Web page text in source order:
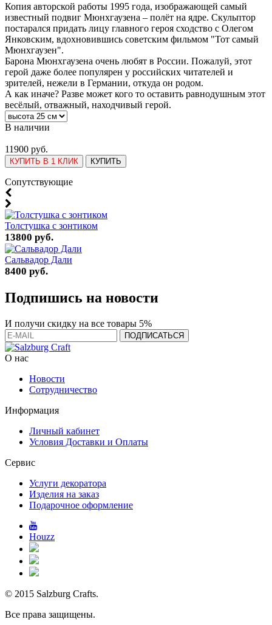
Копия авторской работы 1995 года, изображающей самый
известный подвиг Мюнхгаузена – полёт на ядре. Скульптор
постарался придать лицу главного героя сходство с Олегом
Янковским, вдохновившись советским фильмом "Тот самый
Мюнхгаузен".
Барона Мюнхгаузена очень любят в России. Пожалуй, этот
герой даже более популярен у российских читателей и
зрителей, нежели в Германии, откуда он родом.
А как иначе? Разве может кого то оставить равнодушным этот
весёлый, отважный, находчивый герой.
В наличии
11900 руб.
КУПИТЬ В 1 КЛИК КУПИТЬ
Cопутствующие
Толстушка с зонтиком
13800 руб.
Сальвадор Дали
8400 руб.
Подпишись на новости
И получи скидку на все товары 5%
О нас
Новости
Сотрудничество
Информация
Личный кабинет
Условия Доставки и Оплаты
Сервис
Услуги декоратора
Изделия на заказ
Подарочное оформление
Houzz
© 2015 Salzburg Crafts.
Все права защищены.